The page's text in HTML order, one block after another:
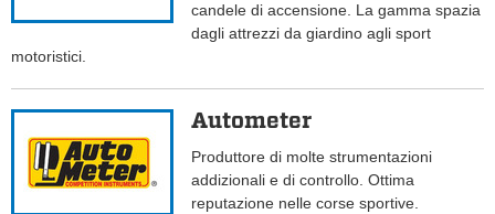
candele di accensione. La gamma spazia
dagli attrezzi da giardino agli sport
motoristici.
Autometer
Produttore di molte strumentazioni
addizionali e di controllo. Ottima
reputazione nelle corse sportive.